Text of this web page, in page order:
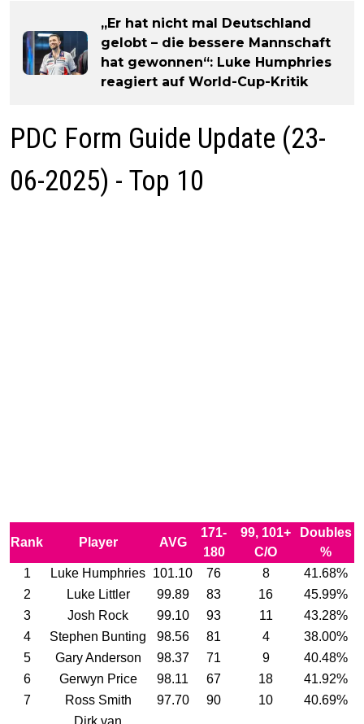
„Er hat nicht mal Deutschland
gelobt – die bessere Mannschaft
hat gewonnen“: Luke Humphries
reagiert auf World-Cup-Kritik
PDC Form Guide Update (23-
06-2025) - Top 10
Rank Player AVG
171-
180
99, 101+
C/O
Doubles
%
1
Luke Humphries 101.10 76 8
41.68%
2
Luke Littler 99.89 83 16
45.99%
3
Josh Rock 99.10 93 11
43.28%
4
Stephen Bunting 98.56 81 4
38.00%
5
Gary Anderson 98.37 71 9
40.48%
6
Gerwyn Price 98.11 67 18
41.92%
7
Ross Smith 97.70 90 10 40.69%
Dirk van